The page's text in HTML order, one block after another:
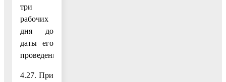
три
рабочих
дня до
даты его
проведения.
4.27. При